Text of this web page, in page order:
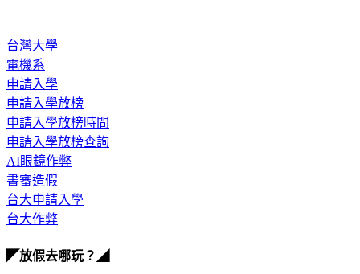
台灣大學
電機系
申請入學
申請入學放榜
申請入學放榜時間
申請入學放榜查詢
AI眼鏡作弊
書審造假
台大申請入學
台大作弊
◤放假去哪玩？◢